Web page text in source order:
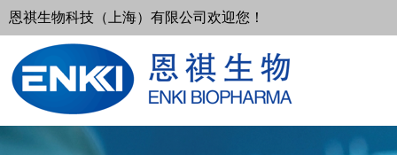
恩祺生物科技（上海）有限公司欢迎您！